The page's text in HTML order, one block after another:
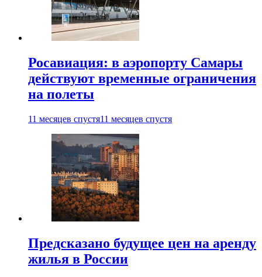
Росавиация: в аэропорту Самары
действуют временные ограничения
на полеты
11 месяцев спустя11 месяцев спустя
Предсказано будущее цен на аренду
жилья в России